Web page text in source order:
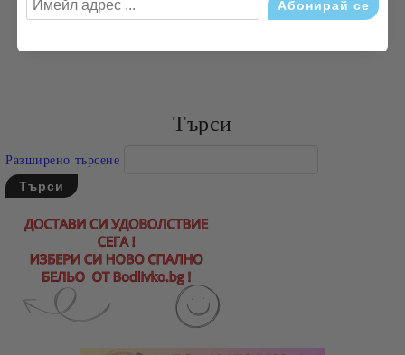
запазване на цветовете, а естественият състав я прави
Търси
Разширено търсене